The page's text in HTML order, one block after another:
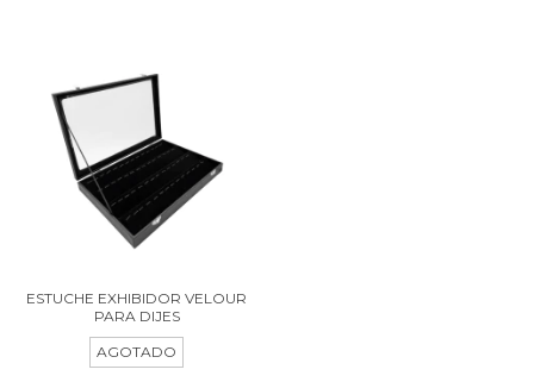
ESTUCHE EXHIBIDOR VELOUR
PARA DIJES
AGOTADO